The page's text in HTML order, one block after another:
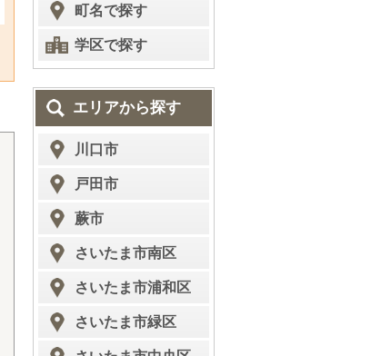
町名で探す
学区で探す
エリアから探す
川口市
戸田市
蕨市
さいたま市南区
さいたま市浦和区
さいたま市緑区